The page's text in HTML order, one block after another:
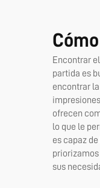
Encontrar
partida es
encontrar
ofrecen
lo que le
es capaz
sus